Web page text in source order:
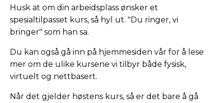
Husk at om din arbeidsplass ønsker et
spesialtilpasset kurs, så hyl ut. "Du ringer, vi
bringer" som han sa.
Du kan også gå inn på hjemmesiden vår for å lese
mer om de ulike kursene vi tilbyr både fysisk,
virtuelt og nettbasert.
Når det gjelder høstens kurs, så er det bare å gå